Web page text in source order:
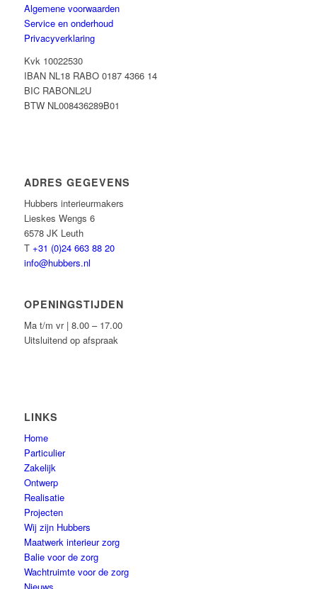
Algemene voorwaarden
Service en onderhoud
Privacyverklaring
Kvk 10022530
IBAN NL18 RABO 0187 4366 14
BIC RABONL2U
BTW NL008436289B01
ADRES GEGEVENS
Hubbers interieurmakers
Lieskes Wengs 6
6578 JK Leuth
T +31 (0)24 663 88 20
info@hubbers.nl
OPENINGSTIJDEN
Ma t/m vr | 8.00 – 17.00
Uitsluitend op afspraak
LINKS
Home
Particulier
Zakelijk
Ontwerp
Realisatie
Projecten
Wij zijn Hubbers
Maatwerk interieur zorg
Balie voor de zorg
Wachtruimte voor de zorg